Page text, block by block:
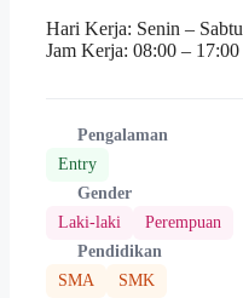
Hari Kerja: Senin – Sabtu
Jam Kerja: 08:00 – 17:00
Pengalaman
Entry
Gender
Laki-laki
Perempuan
Pendidikan
SMA
SMK